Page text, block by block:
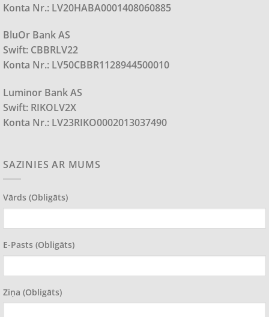
Konta Nr.: LV20HABA0001408060885
BluOr Bank AS
Swift: CBBRLV22
Konta Nr.: LV50CBBR1128944500010
Luminor Bank AS
Swift: RIKOLV2X
Konta Nr.: LV23RIKO0002013037490
SAZINIES AR MUMS
Vārds (obligāts)
E-Pasts (obligāts)
Ziņa (obligāts)